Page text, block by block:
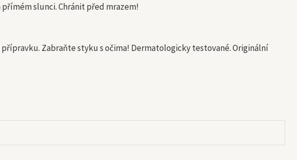
slunci. Chránit před mrazem!
Zabraňte styku s očima! Dermatologicky testované. Originální